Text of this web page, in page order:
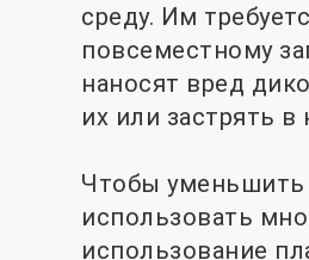
среду. Им
повсеместному
наносят вред
их или застрять
Чтобы уменьшить
использовать
использование